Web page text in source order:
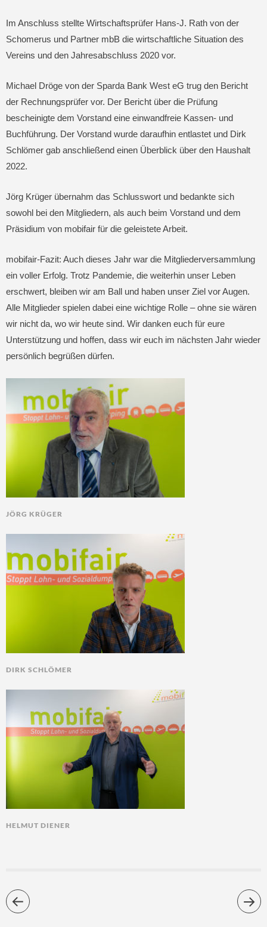
Im Anschluss stellte Wirtschaftsprüfer Hans-J. Rath von der
Schomerus und Partner mbB die wirtschaftliche Situation des
Vereins und den Jahresabschluss 2020 vor.
Michael Dröge von der Sparda Bank West eG trug den Bericht
der Rechnungsprüfer vor. Der Bericht über die Prüfung
bescheinigte dem Vorstand eine einwandfreie Kassen- und
Buchführung. Der Vorstand wurde daraufhin entlastet und Dirk
Schlömer gab anschließend einen Überblick über den Haushalt
2022.
Jörg Krüger übernahm das Schlusswort und bedankte sich
sowohl bei den Mitgliedern, als auch beim Vorstand und dem
Präsidium von mobifair für die geleistete Arbeit.
mobifair-Fazit: Auch dieses Jahr war die Mitgliederversammlung
ein voller Erfolg. Trotz Pandemie, die weiterhin unser Leben
erschwert, bleiben wir am Ball und haben unser Ziel vor Augen.
Alle Mitglieder spielen dabei eine wichtige Rolle – ohne sie wären
wir nicht da, wo wir heute sind. Wir danken euch für eure
Unterstützung und hoffen, dass wir euch im nächsten Jahr wieder
persönlich begrüßen dürfen.
JÖRG KRÜGER
DIRK SCHLÖMER
HELMUT DIENER